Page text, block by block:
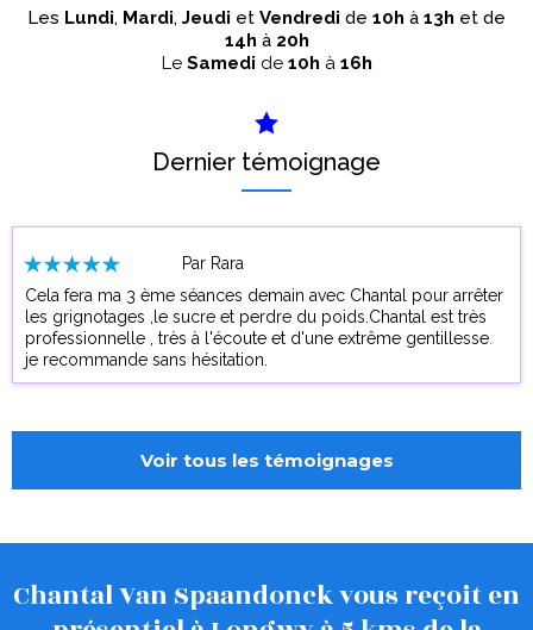
Les Lundi, Mardi, Jeudi et Vendredi de 10h à 13h et de
14h à 20h
Le Samedi de 10h à 16h
Dernier témoignage
Par Rara
Cela fera ma 3 ème séances demain avec Chantal pour arrêter
les grignotages ,le sucre et perdre du poids.Chantal est très
professionnelle , très à l'écoute et d'une extrême gentillesse
je recommande sans hésitation.
Voir tous les témoignages
Chantal Van Spaandonck vous reçoit en